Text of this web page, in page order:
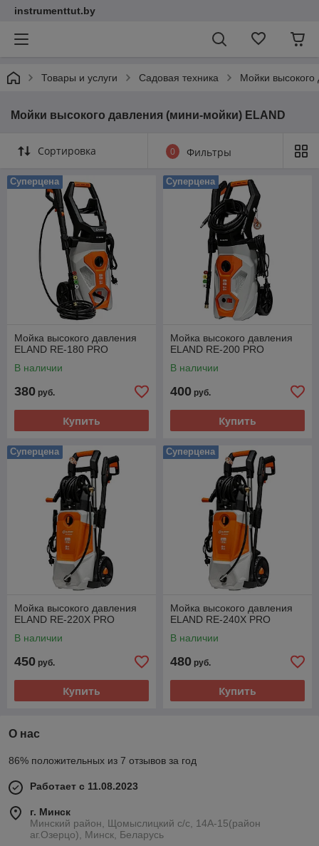
instrumenttut.by
Товары и услуги Садовая техника Мойки высокого
Мойки высокого давления (мини-мойки) ELAND
Сортировка 0 Фильтры
Суперцена
Мойка высокого давления
ELAND RE-180 PRO
В наличии
380 руб.
Купить
Суперцена
Мойка высокого давления
ELAND RE-200 PRO
В наличии
400 руб.
Купить
Суперцена
Мойка высокого давления
ELAND RE-220X PRO
В наличии
450 руб.
Купить
Суперцена
Мойка высокого давления
ELAND RE-240X PRO
В наличии
480 руб.
Купить
О нас
86% положительных из 7 отзывов за год
Работает с 11.08.2023
г. Минск
Минский район, Щомыслицкий с/с, 14А-15(район
аг.Озерцо), Минск, Беларусь